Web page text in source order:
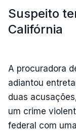
Suspeito
Califórnia
A procuradora
adiantou
duas
um crime
federal com